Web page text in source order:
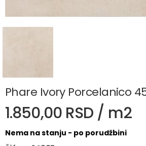
Phare Ivory Porcelanico
1.850,00 RSD / m2
Nema na stanju - po porudžbini